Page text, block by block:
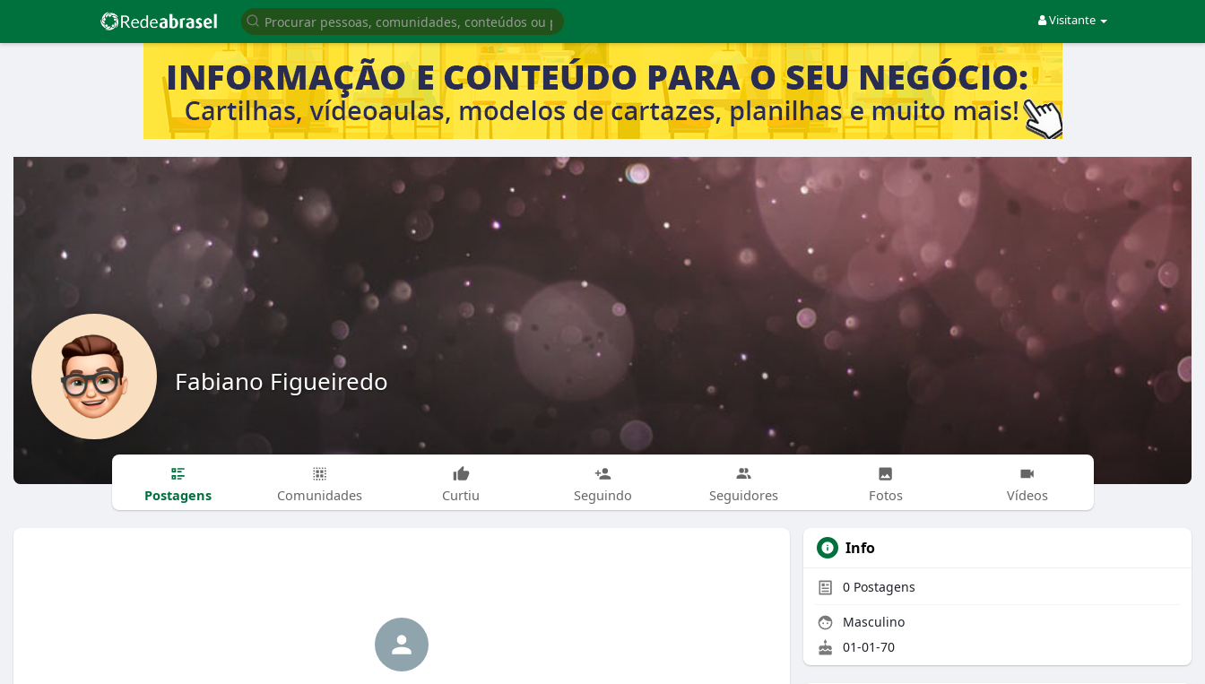
Visitante
Fabiano Figueiredo
Postagens Comunidades Curtiu Seguindo Seguidores Fotos Vídeos
Info
0 Postagens
Masculino
01-01-70